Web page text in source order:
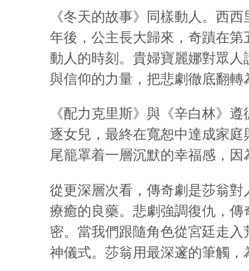
《冬天的故事》同樣動人。西
年後，公主長大歸來，奇蹟在
動人的時刻。貴婦寶麗娜對眾
與信仰的力量，把悲劇徹底翻轉
《配力克里斯》與《辛白林》
逐女兒，最終在寬恕中達成家
尾籠罩着一層沉默的幸福感，因
從更深層次看，傳奇劇是莎翁
療癒的良藥。悲劇強調復仇，
密。當我們跟隨角色從宮廷走
神儀式。莎翁用最深邃的筆觸，